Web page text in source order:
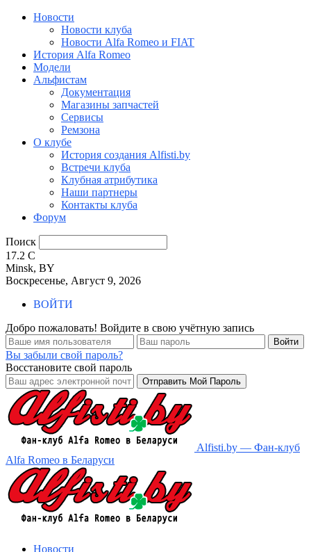
Новости
Новости клуба
Новости Alfa Romeo и FIAT
История Alfa Romeo
Модели
Альфистам
Документация
Магазины запчастей
Сервисы
Ремзона
О клубе
История создания Alfisti.by
Встречи клуба
Клубная атрибутика
Наши партнеры
Контакты клуба
Форум
Поиск
17.2 C
Minsk, BY
Воскресенье, Август 9, 2026
ВОЙТИ
Добро пожаловать! Войдите в свою учётную запись
Вы забыли свой пароль?
Восстановите свой пароль
Alfisti.by — Фан-клуб
Alfa Romeo в Беларуси
Новости